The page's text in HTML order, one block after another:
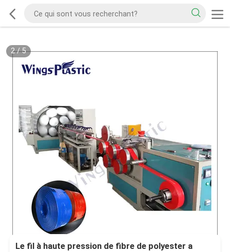
2/5
Le fil à haute pression de fibre de polyester a